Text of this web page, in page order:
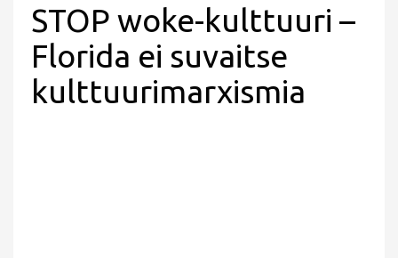
STOP woke-kulttuuri –
Florida ei suvaitse
kulttuurimarxismia